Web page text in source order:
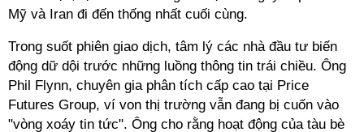
Mỹ và Iran đi đến thống nhất cuối cùng.
Trong suốt phiên giao dịch, tâm lý các nhà đầu tư biến
động dữ dội trước những luồng thông tin trái chiều. Ông
Phil Flynn, chuyên gia phân tích cấp cao tại Price
Futures Group, ví von thị trường vẫn đang bị cuốn vào
"vòng xoáy tin tức". Ông cho rằng hoạt động của tàu bè